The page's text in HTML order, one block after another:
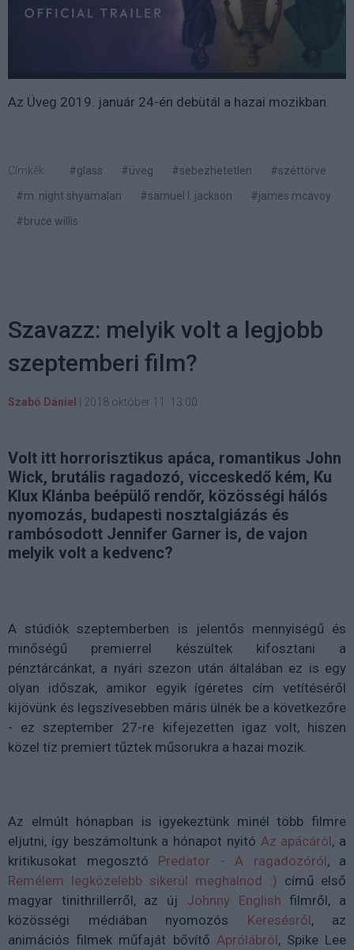
Az Üveg 2019. január 24-én debütál a hazai mozikban.
Címkék: #glass #üveg #sebezhetetlen
#széttörve
#m. night shyamalan
#samuel l. jackson
#james mcavoy
#bruce willis
Szavazz: melyik volt a legjobb
szeptemberi film?
Szabó Dániel 2018 október 11. 13:00
Volt itt horrorisztikus apáca, romantikus John
Wick, brutális ragadozó, vicceskedő kém, Ku
Klux Klánba beépülő rendőr, közösségi hálós
nyomozás, budapesti nosztalgiázás és
rambósodott Jennifer Garner is, de vajon
melyik volt a kedvenc?
A stúdiók szeptemberben is jelentős mennyiségű és
minőségű premierrel készültek kifosztani a
pénztárcánkat, a nyári szezon után általában ez is egy
olyan időszak, amikor egyik ígéretes cím vetítéséről
kijövünk és legszívesebben máris ülnék be a következőre
- ez szeptember 27-re kifejezetten igaz volt, hiszen
közel tíz premiert tűztek műsorukra a hazai mozik.
Az elmúlt hónapban is igyekeztünk minél több filmre
eljutni, így beszámoltunk a hónapot nyitó Az apácáról, a
kritikusokat megosztó Predator - A ragadozóról, a
Remélem legközelebb sikerül meghalnod :) című első
magyar tinithrillerről, az új Johnny English filmről, a
közösségi médiában nyomozós Keresésről, az
animációs filmek műfaját bővítő Aprólábról, Spike Lee